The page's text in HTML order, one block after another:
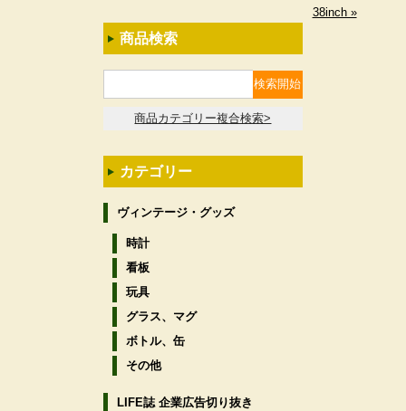
38inch »
商品検索
商品カテゴリー複合検索>
カテゴリー
ヴィンテージ・グッズ
時計
看板
玩具
グラス、マグ
ボトル、缶
その他
LIFE誌 企業広告切り抜き